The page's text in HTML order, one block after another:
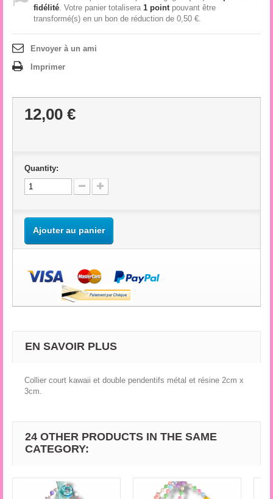
fidélité. Votre panier totalisera 1 pointpouvant être
transformé(s) en un bon de réduction de 0,50 €.
Envoyer à un ami
Imprimer
12,00 €
Quantity:
Ajouter au panier
EN SAVOIR PLUS
Collier court kawaii et double pendentifs métal et résine 2cm x
3cm.
24 OTHER PRODUCTS IN THE SAME
CATEGORY: